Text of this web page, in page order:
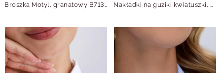
Broszka Motyl, granatowy B713765Z00 Nakładki na guziki kwiatuszki, motylki B913895Z00